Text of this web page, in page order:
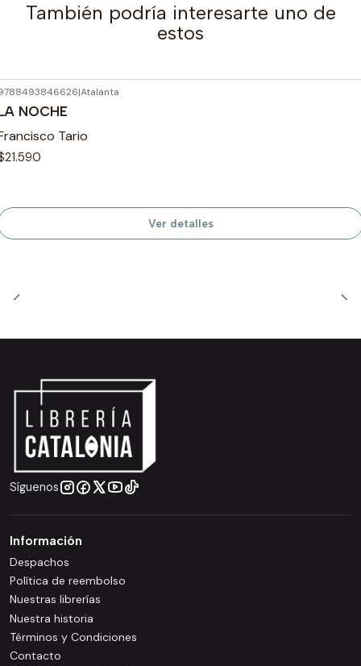
También podría interesarte uno de
estos
Agotado |Atalanta
NOCHE
Tario
Ver detalles
Síguenos
Información
Despachos
Política de reembolso
Nuestras librerías
Nuestra historia
Términos y Condiciones
Contacto